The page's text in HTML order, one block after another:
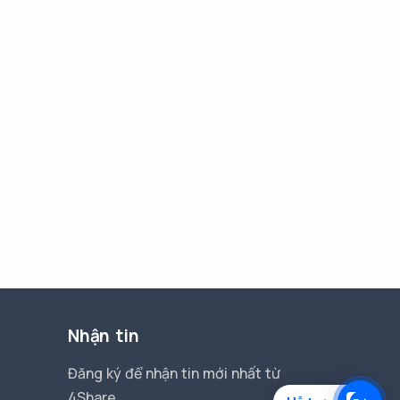
Nhận tin
Đăng ký để nhận tin mới nhất từ